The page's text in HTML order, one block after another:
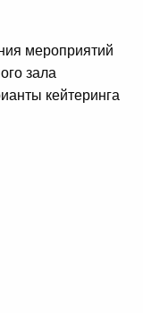
мероприятий
зала
кейтеринга